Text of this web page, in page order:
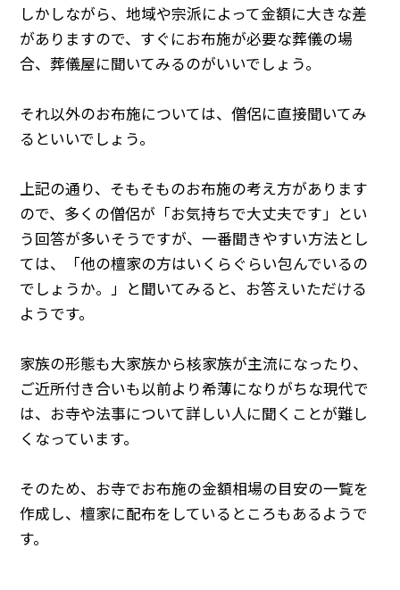
しかしながら、地域や宗派によって金額に大きな差
がありますので、すぐにお布施が必要な葬儀の場
合、葬儀屋に聞いてみるのがいいでしょう。
それ以外のお布施については、僧侶に直接聞いてみ
るといいでしょう。
上記の通り、そもそものお布施の考え方があります
ので、多くの僧侶が「お気持ちで大丈夫です」とい
う回答が多いそうですが、一番聞きやすい方法とし
ては、「他の檀家の方はいくらぐらい包んでいるの
でしょうか。」と聞いてみると、お答えいただける
ようです。
家族の形態も大家族から核家族が主流になったり、
ご近所付き合いも以前より希薄になりがちな現代で
は、お寺や法事について詳しい人に聞くことが難し
くなっています。
そのため、お寺でお布施の金額相場の目安の一覧を
作成し、檀家に配布をしているところもあるようで
す。